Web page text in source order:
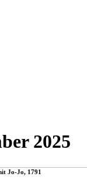
2025